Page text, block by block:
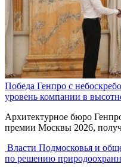
Победа Генпро с
уровень компании в
Архитектурное бюро
премии Москвы 2026,
Власти Подмосковья и
по решению